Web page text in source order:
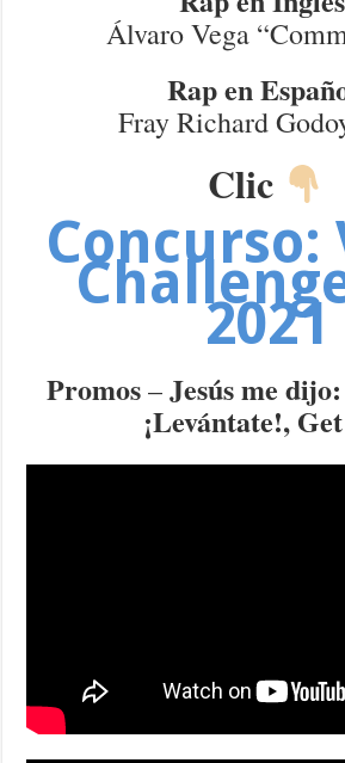
Álvaro Vega
Rap en
Fray Richard
Clic
Concurso:
2021
Promos–Jesús me
¡Levántate!,